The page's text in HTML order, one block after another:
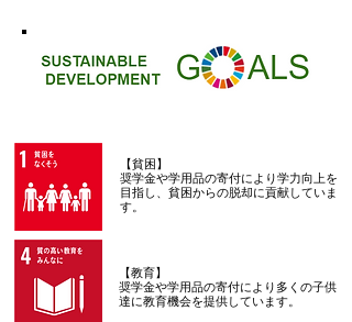
【貧困】
奨学金や学用品の寄付により学力向上を
目指し、貧困からの脱却に貢献していま
す。
【教育】
奨学金や学用品の寄付により多くの子供
達に教育機会を提供しています。